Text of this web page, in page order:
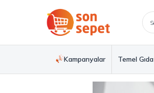
Kampanyalar Temel Gıda